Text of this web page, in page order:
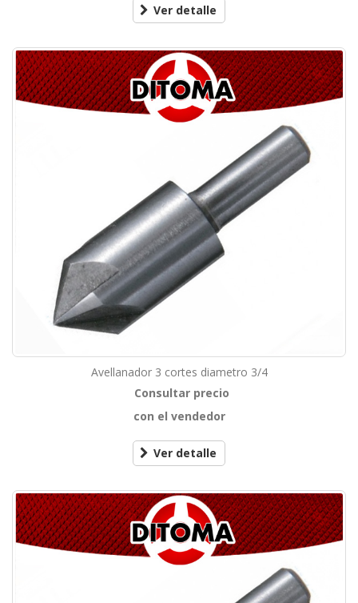
Ver detalle
Avellanador 3 cortes diametro 3/4
Consultar precio
con el vendedor
Ver detalle